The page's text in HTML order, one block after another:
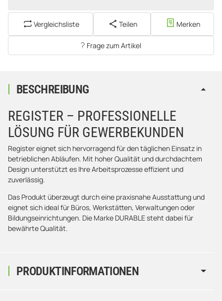
Vergleichsliste Teilen Merken
Frage zum Artikel
PRODUKTINFORMATIONEN
BESCHREIBUNG
REGISTER – PROFESSIONELLE
LÖSUNG FÜR GEWERBEKUNDEN
Register eignet sich hervorragend für den täglichen Einsatz in
betrieblichen Abläufen. Mit hoher Qualität und durchdachtem
Design unterstützt es Ihre Arbeitsprozesse effizient und
zuverlässig.
Das Produkt überzeugt durch eine praxisnahe Ausstattung und
eignet sich ideal für Büros, Werkstätten, Verwaltungen oder
Bildungseinrichtungen. Die Marke DURABLE steht dabei für
bewährte Qualität.